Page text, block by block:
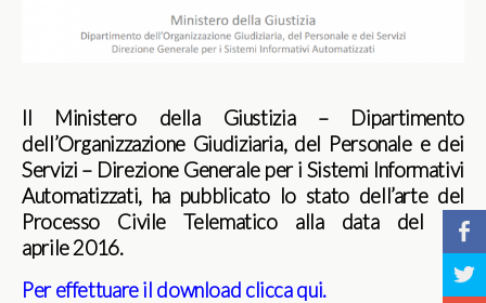
Il Ministero della Giustizia – Dipartimento
dell’Organizzazione Giudiziaria, del Personale e dei
Servizi – Direzione Generale per i Sistemi Informativi
Automatizzati, ha pubblicato lo stato dell’arte del
Processo Civile Telematico alla data del 30
aprile 2016.
Per effettuare il download clicca qui.
b
a